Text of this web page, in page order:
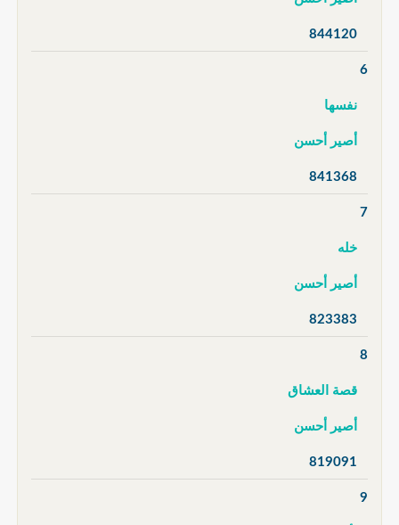
844120
6
نفسها
أصير أحسن
841368
7
خله
أصير أحسن
823383
8
قصة العشاق
أصير أحسن
819091
9